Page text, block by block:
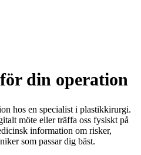
din operation
hos en specialist i plastikkirurgi.
möte eller träffa oss fysiskt på
information om risker,
som passar dig bäst.